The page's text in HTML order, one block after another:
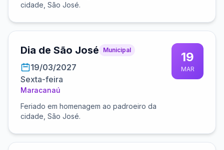
cidade, São José.
Dia de São José Municipal
19/03/2027
Sexta-feira
Maracanaú
Feriado em homenagem ao padroeiro da
cidade, São José.
19
MAR